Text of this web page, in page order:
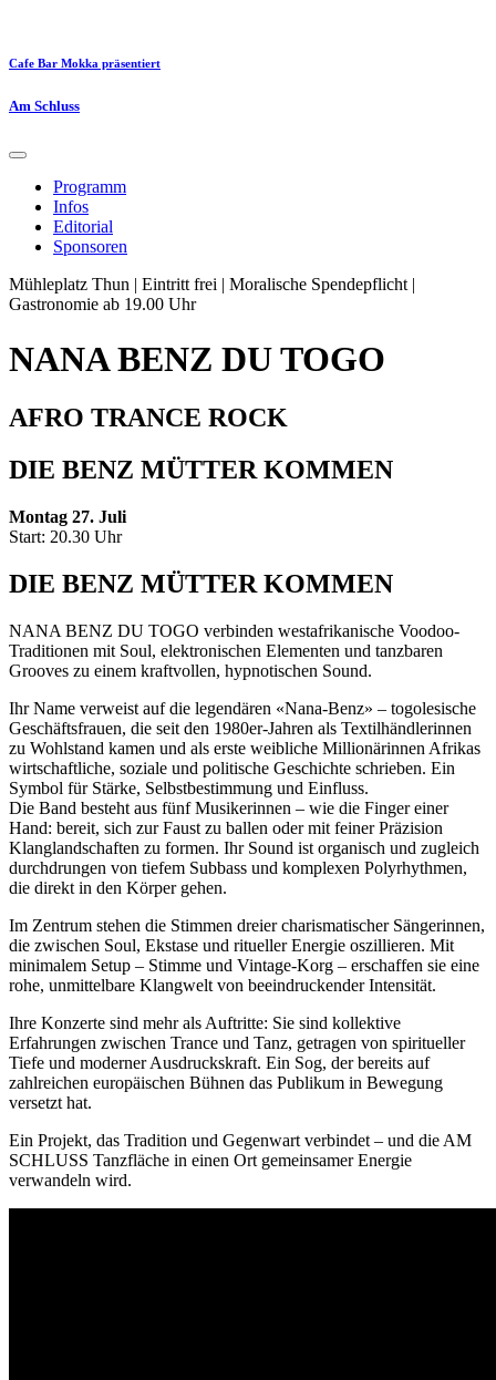
Cafe Bar Mokka präsentiert
Am Schluss
Programm
Infos
Editorial
Sponsoren
Mühleplatz Thun | Eintritt frei | Moralische Spendepflicht |
Gastronomie ab 19.00 Uhr
NANA BENZ DU TOGO
AFRO TRANCE ROCK
DIE BENZ MÜTTER KOMMEN
Montag 27. Juli
Start: 20.30 Uhr
DIE BENZ MÜTTER KOMMEN
NANA BENZ DU TOGO verbinden westafrikanische Voodoo-
Traditionen mit Soul, elektronischen Elementen und tanzbaren
Grooves zu einem kraftvollen, hypnotischen Sound.
Ihr Name verweist auf die legendären «Nana-Benz» – togolesische
Geschäftsfrauen, die seit den 1980er-Jahren als Textilhändlerinnen
zu Wohlstand kamen und als erste weibliche Millionärinnen Afrikas
wirtschaftliche, soziale und politische Geschichte schrieben. Ein
Symbol für Stärke, Selbstbestimmung und Einfluss.
Die Band besteht aus fünf Musikerinnen – wie die Finger einer
Hand: bereit, sich zur Faust zu ballen oder mit feiner Präzision
Klanglandschaften zu formen. Ihr Sound ist organisch und zugleich
durchdrungen von tiefem Subbass und komplexen Polyrhythmen,
die direkt in den Körper gehen.
Im Zentrum stehen die Stimmen dreier charismatischer Sängerinnen,
die zwischen Soul, Ekstase und ritueller Energie oszillieren. Mit
minimalem Setup – Stimme und Vintage-Korg – erschaffen sie eine
rohe, unmittelbare Klangwelt von beeindruckender Intensität.
Ihre Konzerte sind mehr als Auftritte: Sie sind kollektive
Erfahrungen zwischen Trance und Tanz, getragen von spiritueller
Tiefe und moderner Ausdruckskraft. Ein Sog, der bereits auf
zahlreichen europäischen Bühnen das Publikum in Bewegung
versetzt hat.
Ein Projekt, das Tradition und Gegenwart verbindet – und die AM
SCHLUSS Tanzfläche in einen Ort gemeinsamer Energie
verwandeln wird.